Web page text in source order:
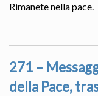
Rimanete nella pace.
271 –
della Pace,